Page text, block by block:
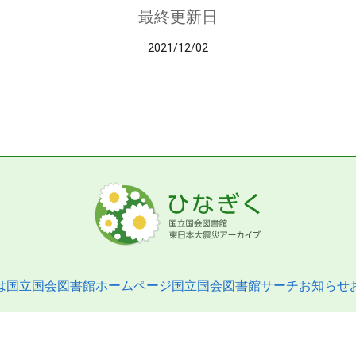
最終更新日
2021/12/02
国立国会図書館ホームページ国立国会図書館サーチお知らせ